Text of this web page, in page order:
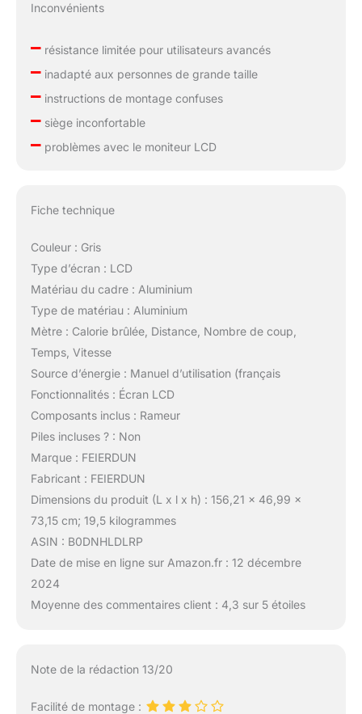
mouvement sans effort
n'importe où Couverture
nous fournissons une
composants du rameur
Inconvénients
–résistance limitée pour utilisateurs avancés
–inadapté aux personnes de grande taille
–instructions de montage confuses
–siège inconfortable
–problèmes avec le moniteur LCD
Fiche technique
Couleur : Gris
Type d’écran : LCD
Matériau du cadre : Aluminium
Type de matériau : Aluminium
Mètre : Calorie brûlée, Distance, Nombre de coup,
Temps, Vitesse
Source d’énergie : Manuel d’utilisation (français
Fonctionnalités : Écran LCD
Composants inclus : Rameur
Piles incluses ? : Non
Marque : FEIERDUN
Fabricant : FEIERDUN
Dimensions du produit (L x l x h) : 156,21 x 46,99 x
73,15 cm; 19,5 kilogrammes
ASIN : B0DNHLDLRP
Date de mise en ligne sur Amazon.fr : 12 décembre
2024
Moyenne des commentaires client : 4,3 sur 5 étoiles
Note de la rédaction 13/20
Facilité de montage :